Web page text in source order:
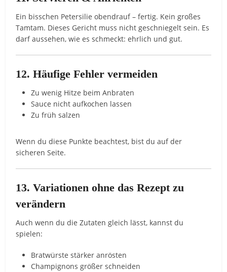
Ein bisschen Petersilie obendrauf – fertig. Kein großes
Tamtam. Dieses Gericht muss nicht geschniegelt sein. Es
darf aussehen, wie es schmeckt: ehrlich und gut.
12. Häufige Fehler vermeiden
Zu wenig Hitze beim Anbraten
Sauce nicht aufkochen lassen
Zu früh salzen
Wenn du diese Punkte beachtest, bist du auf der
sicheren Seite.
13. Variationen ohne das Rezept zu
verändern
Auch wenn du die Zutaten gleich lässt, kannst du
spielen:
Bratwürste stärker anrösten
Champignons größer schneiden